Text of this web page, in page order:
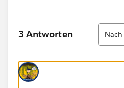
3 Antworten